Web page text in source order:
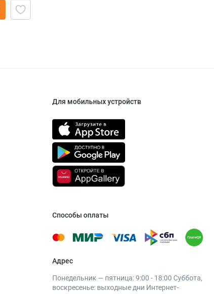
Для мобильных устройств
Способы оплаты
Адрес
Понедельник — пятница: 9:00 - 18:00 Суббота,
воскресенье: выходные дни Интернет-